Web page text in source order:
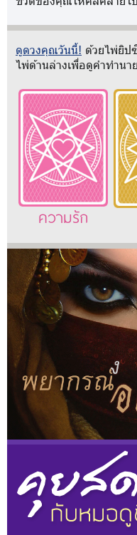
ดูดวงคุณวันนี้! ด้วยไพ่ยิป
ไพ่ด้านล่างเพื่อดูคำทำนาย
ความรัก